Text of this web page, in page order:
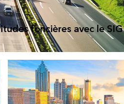
foncières avec le SIG